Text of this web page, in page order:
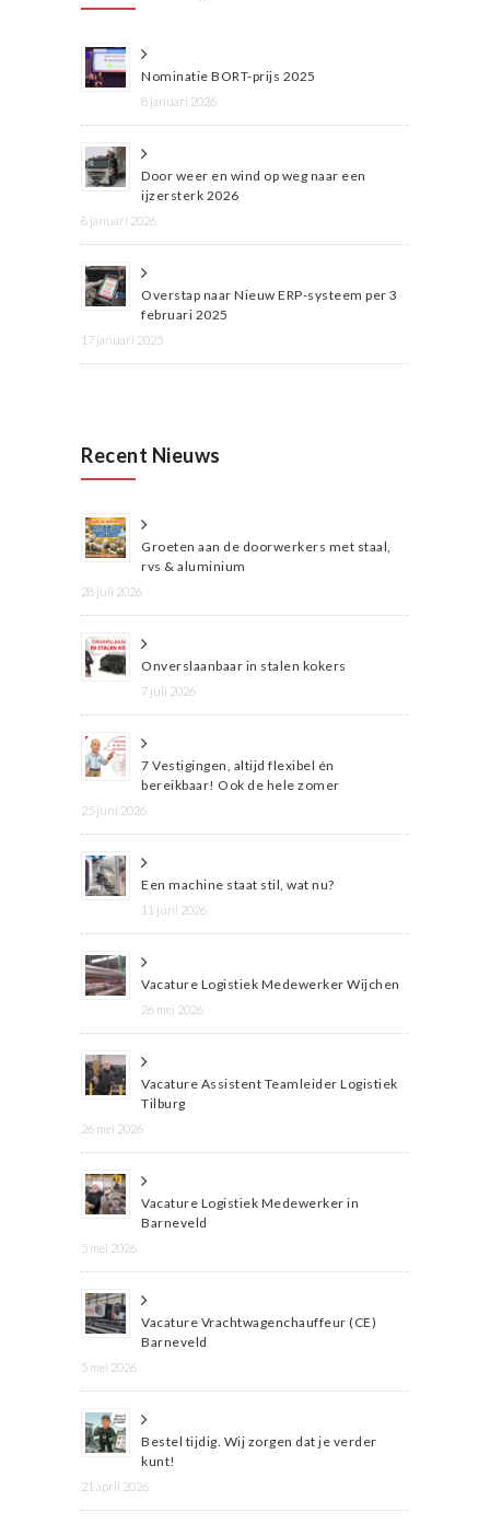
Nominatie BORT-prijs 2025
8 januari 2026
Door weer en wind op weg naar een
ijzersterk 2026
8 januari 2026
Overstap naar Nieuw ERP-systeem per 3
februari 2025
17 januari 2025
Recent Nieuws
Groeten aan de doorwerkers met staal,
rvs & aluminium
28 juli 2026
Onverslaanbaar in stalen kokers
7 juli 2026
7 Vestigingen, altijd flexibel én
bereikbaar! Ook de hele zomer
25 juni 2026
Een machine staat stil, wat nu?
11 juni 2026
Vacature Logistiek Medewerker Wijchen
26 mei 2026
Vacature Assistent Teamleider Logistiek
Tilburg
26 mei 2026
Vacature Logistiek Medewerker in
Barneveld
5 mei 2026
Vacature Vrachtwagenchauffeur (CE)
Barneveld
5 mei 2026
Bestel tijdig. Wij zorgen dat je verder
kunt!
21 april 2026